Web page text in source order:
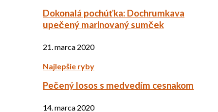
Dokonalá pochúťka: Dochrumkava
upečený marinovaný sumček
21. marca 2020
Najlepšie ryby
Pečený losos s medvedím cesnakom
14. marca 2020